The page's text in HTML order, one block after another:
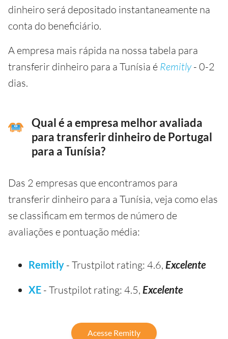
dinheiro será depositado instantaneamente na
conta do beneficiário.
A empresa mais rápida na nossa tabela para
transferir dinheiro para a Tunísia é Remitly- 0-2
dias.
Qual é a empresa melhor avaliada
para transferir dinheiro de Portugal
para a Tunísia?
Das 2 empresas que encontramos para
transferir dinheiro para a Tunísia, veja como elas
se classificam em termos de número de
avaliações e pontuação média:
Remitly - Trustpilot rating: 4.6, Excelente
XE - Trustpilot rating: 4.5, Excelente
Acesse Remitly